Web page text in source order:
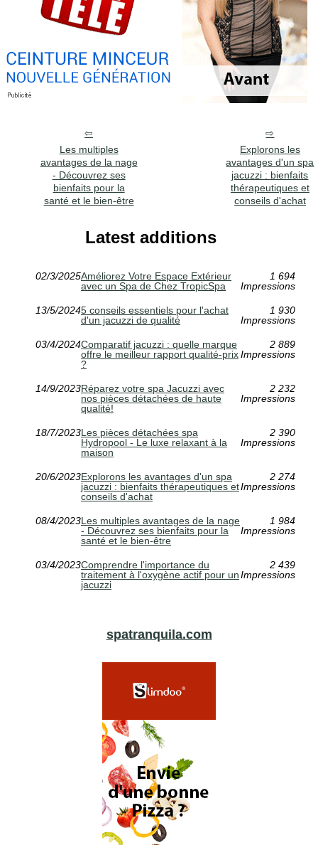
Les multiples
avantages de la nage
- Découvrez ses
bienfaits pour la
santé et le bien-être
Explorons les
avantages d'un spa
jacuzzi : bienfaits
thérapeutiques et
conseils d'achat
Latest additions
02/3/2025Améliorez Votre Espace Extérieur
avec un Spa de Chez TropicSpa
1 694
Impressions
13/5/20245 conseils essentiels pour l'achat
d'un jacuzzi de qualité
1 930
Impressions
03/4/2024Comparatif jacuzzi : quelle marque
offre le meilleur rapport qualité-prix
?
2 889
Impressions
14/9/2023Réparez votre spa Jacuzzi avec
nos pièces détachées de haute
qualité!
2 232
Impressions
18/7/2023Les pièces détachées spa
Hydropool - Le luxe relaxant à la
maison
2 390
Impressions
20/6/2023Explorons les avantages d'un spa
jacuzzi : bienfaits thérapeutiques et
conseils d'achat
2 274
Impressions
08/4/2023Les multiples avantages de la nage
- Découvrez ses bienfaits pour la
santé et le bien-être
1 984
Impressions
03/4/2023Comprendre l'importance du
traitement à l'oxygène actif pour un
jacuzzi
2 439
Impressions
spatranquila.com